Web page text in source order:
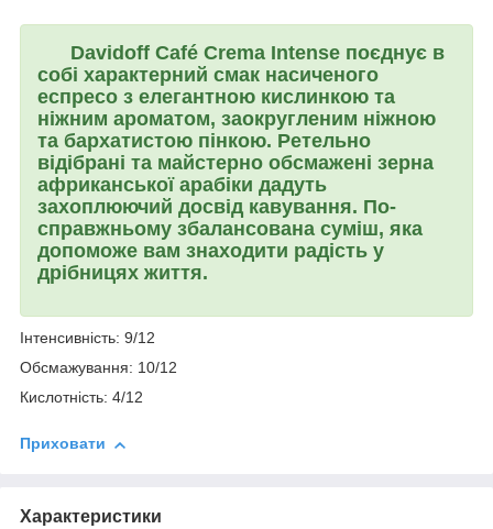
Davidoff Café Crema Intense поєднує в
собі характерний смак насиченого
еспресо з елегантною кислинкою та
ніжним ароматом, заокругленим ніжною
та бархатистою пінкою. Ретельно
відібрані та майстерно обсмажені зерна
африканської арабіки дадуть
захоплюючий досвід кавування. По-
справжньому збалансована суміш, яка
допоможе вам знаходити радість у
дрібницях життя.
Інтенсивність: 9/12
Обсмажування: 10/12
Кислотність: 4/12
Приховати
Характеристики